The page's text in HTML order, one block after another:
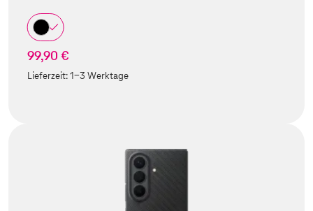
99,90 €
Lieferzeit:1-3 Werktage